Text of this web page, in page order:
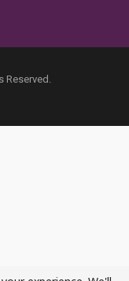
Reserved.